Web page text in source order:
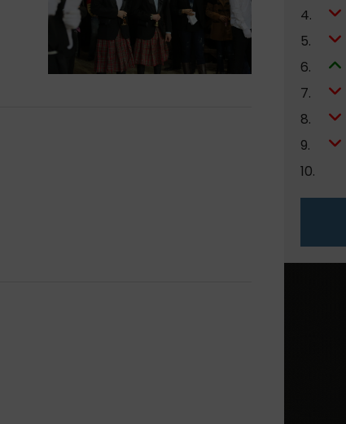
4.
5.
6.
7.
8.
9.
10.